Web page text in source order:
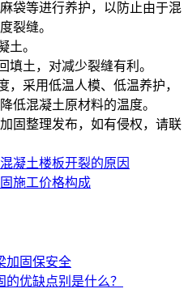
袋等进行养护，以防止由于混
裂缝。
土。
填土，对减少裂缝有利。
，采用低温人模、低温养护，
低混凝土原材料的温度。
固整理发布，如有侵权，请联
凝土楼板开裂的原因
施工价格构成
加固保安全
优缺点别是什么？